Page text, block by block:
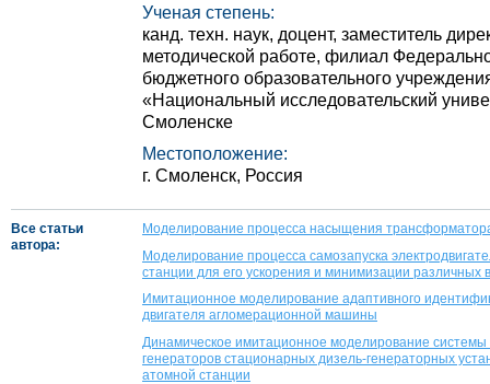
Ученая степень:
канд. техн. наук, доцент, заместитель
методической работе, филиал
бюджетного образовательного
«Национальный исследовательский
Смоленске
Местоположение:
г. Смоленск, Россия
Все статьи
автора:
Моделирование процесса насыщения трансформатора
Моделирование процесса самозапуска
станции для его ускорения и минимизации различных
Имитационное моделирование адаптивного
двигателя агломерационной машины
Динамическое имитационное моделирование
генераторов стационарных дизель-генераторных
атомной станции